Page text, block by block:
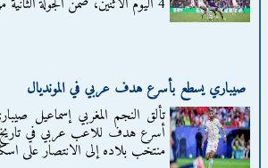
صيباري يسطع بأسرع هدف عربي في المونديال
أسرع هدف للاعب عربي في تاريخ
منتخب بلاده إلى الانتصار على